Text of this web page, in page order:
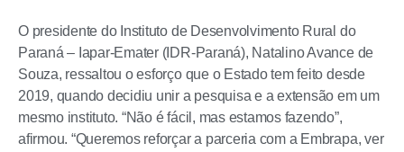
O presidente do Instituto de Desenvolvimento Rural do
Paraná – Iapar-Emater (IDR-Paraná), Natalino Avance de
Souza, ressaltou o esforço que o Estado tem feito desde
2019, quando decidiu unir a pesquisa e a extensão em um
mesmo instituto. “Não é fácil, mas estamos fazendo”,
afirmou. “Queremos reforçar a parceria com a Embrapa, ver